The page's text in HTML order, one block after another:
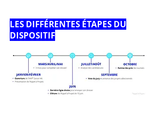
LES DIFFÉRENTES ÉTAPES DU
DISPOSITIF